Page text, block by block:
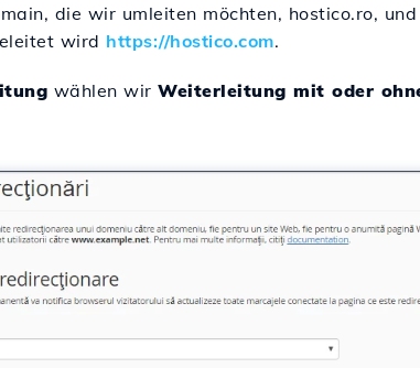
die wir umleiten möchten, hostico.ro,
wird https://hostico.com.
wählen wir Weiterleitung mit oder